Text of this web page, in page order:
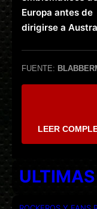
Europa antes de
dirigirse a
FUENTE:
LEER